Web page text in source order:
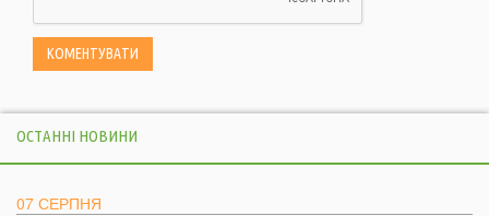
ОСТАННІ НОВИНИ
07 СЕРПНЯ